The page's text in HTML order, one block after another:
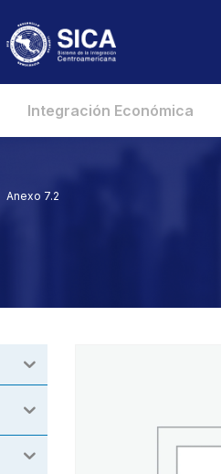
Integración Económica
Anexo 7.2